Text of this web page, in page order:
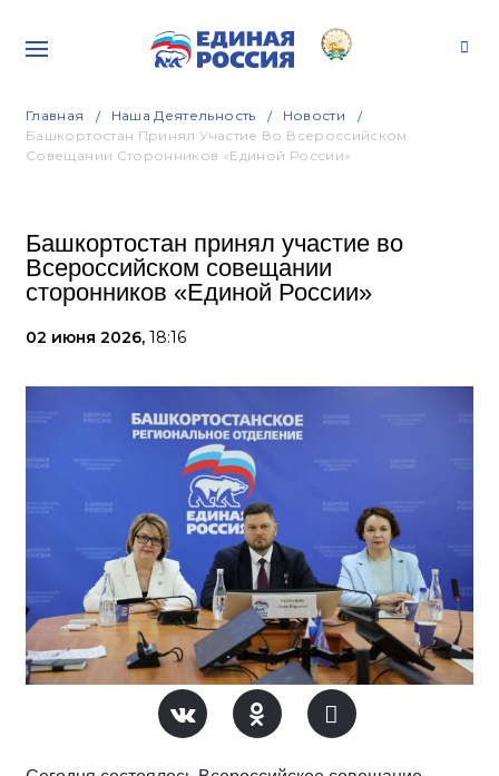
Главная Наша Деятельность
Новости
Башкортостан Принял Участие Во Всероссийском
Совещании Сторонников «Единой России»
Башкортостан принял участие во
Всероссийском совещании
сторонников «Единой России»
02 июня 2026, 18:16